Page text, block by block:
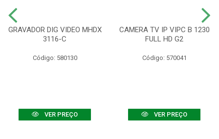
GRAVADOR DIG VIDEO MHDX
3116-C
Código: 580130
VER PREÇO
CAMERA TV IP VIPC B 1230
FULL HD G2
Código: 570041
VER PREÇO